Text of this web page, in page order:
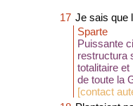
17 Je sais que
Sparte
Puissante
restructura
totalitaire
de toute la
[contact